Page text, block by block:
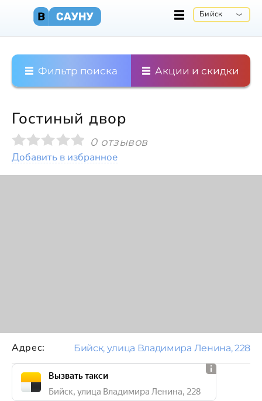
Бийск
Фильтр поиска Акции и скидки
Гостиный двор
0 отзывов
Добавить в избранное
Адрес: Бийск, улица Владимира Ленина, 228
Вызвать такси
Бийск, улица Владимира Ленина, 228